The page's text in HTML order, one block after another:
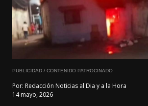
PUBLICIDAD / CONTENIDO PATROCINADO
Por: Redacción Noticias al Dia y a la Hora
14 mayo, 2026